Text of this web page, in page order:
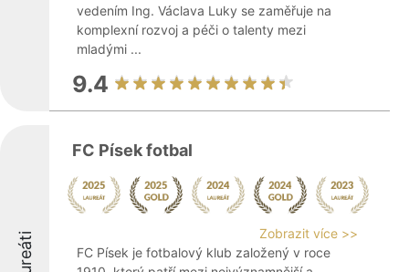
vedením Ing. Václava Luky se zaměřuje na
komplexní rozvoj a péči o talenty mezi
mladými ...
9.4
FC Písek fotbal
Zobrazit více >>
FC Písek je fotbalový klub založený v roce